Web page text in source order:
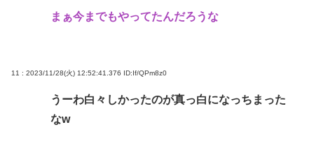
まぁ今までもやってたんだろうな
11 : 2023/11/28(火) 12:52:41.376 ID:If/QPm8z0
うーわ白々しかったのが真っ白になっちまった
なw